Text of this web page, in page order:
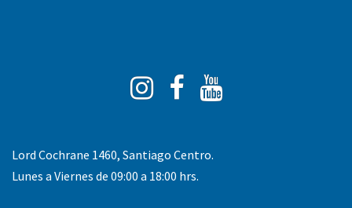
Instagram
Facebook
Tube
Lord Cochrane 1460, Santiago Centro.
Lunes a Viernes de 09:00 a 18:00 hrs.